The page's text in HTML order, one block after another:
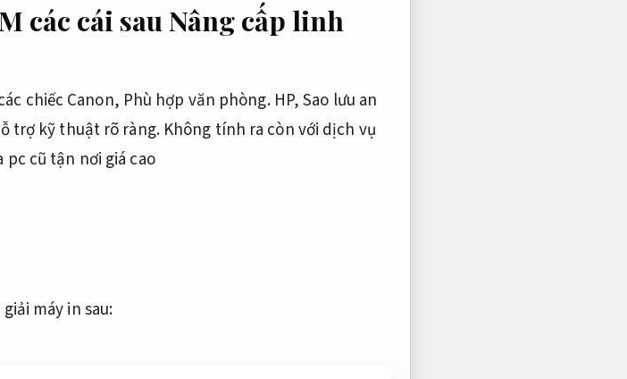
các cái sau Nâng cấp linh
chiếc Canon, Phù hợp văn phòng.HP,Sao lưu an
trợ kỹ thuật rõ ràng.Không tính ra còn với dịch vụ
cũ tận nơi giá cao
máy in sau: